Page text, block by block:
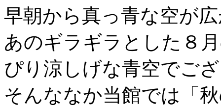
早朝から真っ青な空が
あのギラギラとした８
ぴり涼しげな青空でご
そんななか当館では「